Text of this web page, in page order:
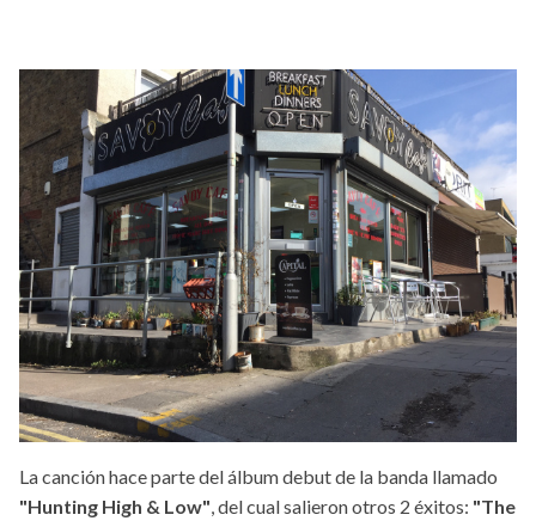
La canción hace parte del álbum debut de la banda llamado
"Hunting High & Low", del cual salieron otros 2 éxitos: "The